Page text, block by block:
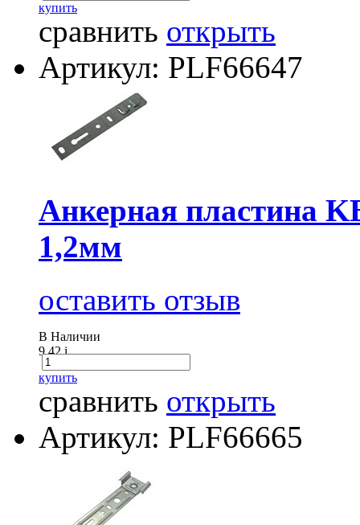
купить
сравнить открыть
Артикул: PLF66647
Анкерная пластина
1,2мм
оставить отзыв
В Наличии
9.42i
купить
сравнить открыть
Артикул: PLF66665